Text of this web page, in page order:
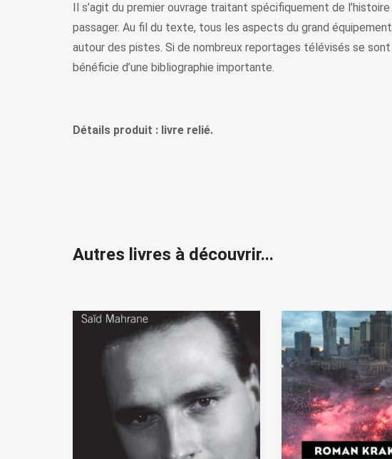
Il s’agit du premier ouvrage traitant spécifiquement de
passager. Au fil du texte, tous les aspects du grand
autour des pistes. Si de nombreux reportages télévisés se
bénéficie d’une bibliographie importante.
Détails produit : livre relié.
Autres livres à découvrir...